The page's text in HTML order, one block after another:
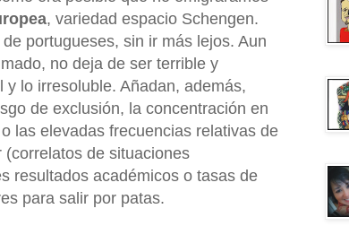
, variedad espacio Schengen.
portugueses, sin ir más lejos. Aun
no deja de ser terrible y
lo irresoluble. Añadan, además,
de exclusión, la concentración en
las elevadas frecuencias relativas de
de situaciones
resultados académicos o tasas de
para salir por patas.